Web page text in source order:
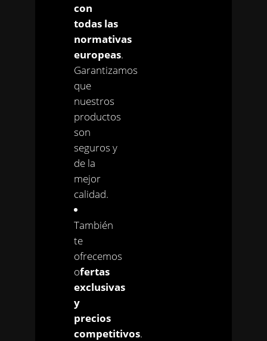
con
todas las
normativas
europeas.
Garantizamos
que
nuestros
productos
son
seguros y
de la
mejor
calidad.
También
te
ofrecemos
ofertas
exclusivas
y
precios
competitivos.